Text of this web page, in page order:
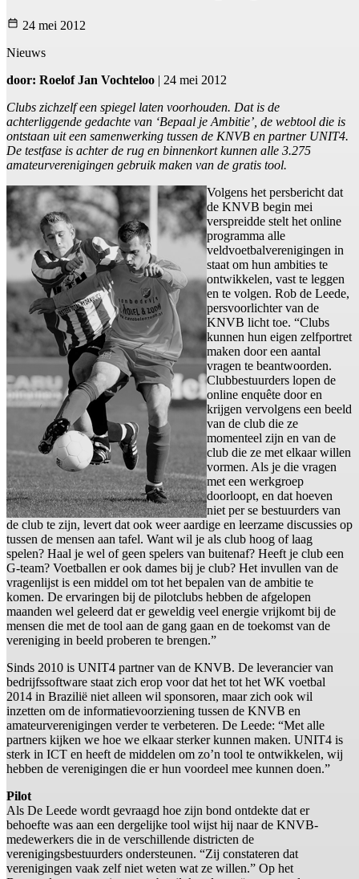
24 mei 2012
Nieuws
door: Roelof Jan Vochteloo | 24 mei 2012
Clubs zichzelf een spiegel laten voorhouden. Dat is de
achterliggende gedachte van ‘Bepaal je Ambitie’, de webtool die is
ontstaan uit een samenwerking tussen de KNVB en partner UNIT4.
De testfase is achter de rug en binnenkort kunnen alle 3.275
amateurverenigingen gebruik maken van de gratis tool.
Volgens het persbericht dat
de KNVB begin mei
verspreidde stelt het online
programma alle
veldvoetbalverenigingen in
staat om hun ambities te
ontwikkelen, vast te leggen
en te volgen. Rob de Leede,
persvoorlichter van de
KNVB licht toe. “Clubs
kunnen hun eigen zelfportret
maken door een aantal
vragen te beantwoorden.
Clubbestuurders lopen de
online enquête door en
krijgen vervolgens een beeld
van de club die ze
momenteel zijn en van de
club die ze met elkaar willen
vormen. Als je die vragen
met een werkgroep
doorloopt, en dat hoeven
niet per se bestuurders van
de club te zijn, levert dat ook weer aardige en leerzame discussies op
tussen de mensen aan tafel. Want wil je als club hoog of laag
spelen? Haal je wel of geen spelers van buitenaf? Heeft je club een
G-team? Voetballen er ook dames bij je club? Het invullen van de
vragenlijst is een middel om tot het bepalen van de ambitie te
komen. De ervaringen bij de pilotclubs hebben de afgelopen
maanden wel geleerd dat er geweldig veel energie vrijkomt bij de
mensen die met de tool aan de gang gaan en de toekomst van de
vereniging in beeld proberen te brengen.”
Sinds 2010 is UNIT4 partner van de KNVB. De leverancier van
bedrijfssoftware staat zich erop voor dat het tot het WK voetbal
2014 in Brazilië niet alleen wil sponsoren, maar zich ook wil
inzetten om de informatievoorziening tussen de KNVB en
amateurverenigingen verder te verbeteren. De Leede: “Met alle
partners kijken we hoe we elkaar sterker kunnen maken. UNIT4 is
sterk in ICT en heeft de middelen om zo’n tool te ontwikkelen, wij
hebben de verenigingen die er hun voordeel mee kunnen doen.”
Pilot
Als De Leede wordt gevraagd hoe zijn bond ontdekte dat er
behoefte was aan een dergelijke tool wijst hij naar de KNVB-
medewerkers die in de verschillende districten de
verenigingsbestuurders ondersteunen. “Zij constateren dat
verenigingen vaak zelf niet weten wat ze willen.” Op het